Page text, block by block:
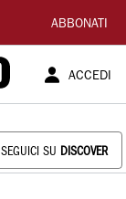
ABBONATI
ACCEDI
SEGUICI SU DISCOVER